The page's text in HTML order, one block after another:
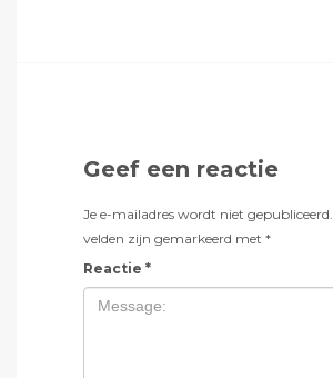
Geef een reactie
Je e-mailadres wordt niet gepubliceerd.
velden zijn gemarkeerd met *
Reactie *